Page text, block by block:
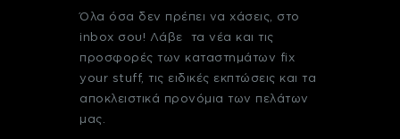
Όλα όσα δεν πρέπει να χάσεις, στο
inbox σου! Λάβε τα νέα και τις
προσφορές των καταστημάτων fix
your stuff, τις ειδικές εκπτώσεις και τα
αποκλειστικά προνόμια των πελάτων
μας.